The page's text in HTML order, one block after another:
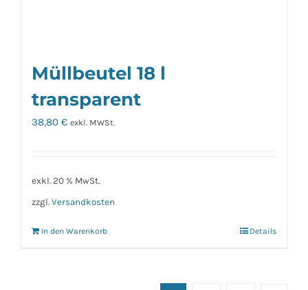
Müllbeutel 18 l
transparent
38,80 € exkl. MWSt.
exkl. 20 % MwSt.
zzgl. Versandkosten
In den Warenkorb Details